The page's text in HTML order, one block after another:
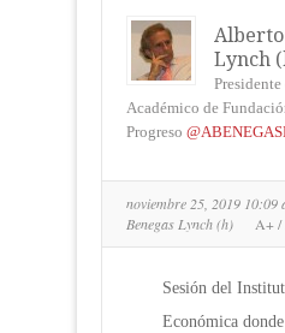
Alberto
Lynch
Académico de
Progreso
noviembre 25, 2019 10:09
Benegas Lynch (h)
A+/
Sesión del
Económica